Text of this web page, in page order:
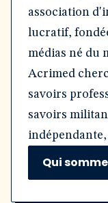
association
lucratif,
médias né du
Acrimed
savoirs
savoirs
Qui